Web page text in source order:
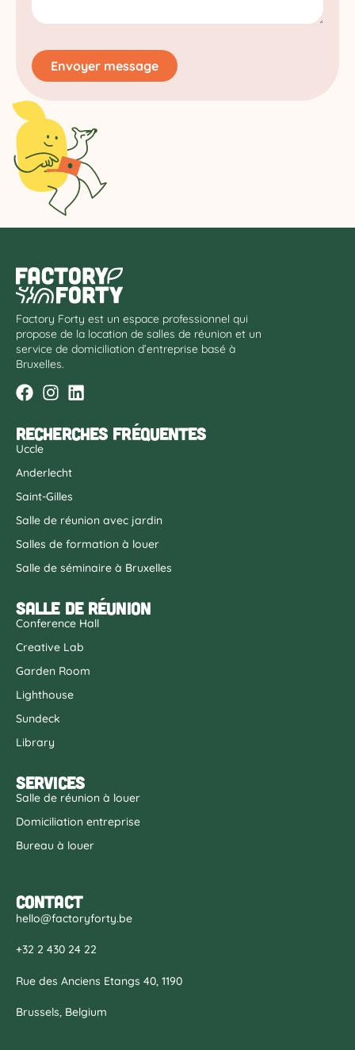
Envoyer message
Factory Forty est un espace professionnel qui
propose de la location de salles de réunion et un
service de domiciliation d’entreprise basé à
Bruxelles.
Recherches fréquentes
Uccle
Anderlecht
Saint-Gilles
Salle de réunion avec jardin
Salles de formation à louer
Salle de séminaire à Bruxelles
Salle de réunion
Conference Hall
Creative Lab
Garden Room
Lighthouse
Sundeck
Library
Services
Salle de réunion à louer
Domiciliation entreprise
Bureau à louer
Contact
hello@factoryforty.be
+32 2 430 24 22
Rue des Anciens Etangs 40, 1190
Brussels, Belgium